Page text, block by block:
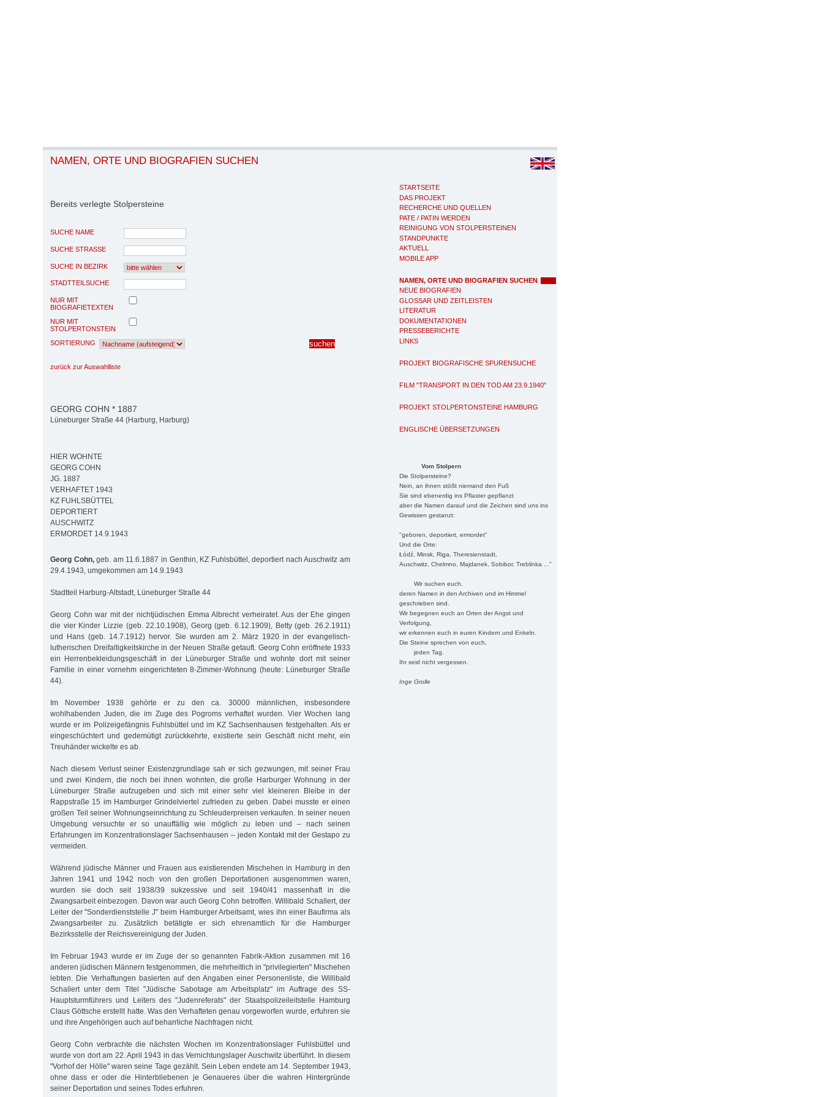
STARTSEITE
DAS PROJEKT
RECHERCHE UND QUELLEN
PATE / PATIN WERDEN
REINIGUNG VON STOLPERSTEINEN
STANDPUNKTE
AKTUELL
MOBILE APP
NAMEN, ORTE UND BIOGRAFIEN SUCHEN
NEUE BIOGRAFIEN
GLOSSAR UND ZEITLEISTEN
LITERATUR
DOKUMENTATIONEN
PRESSEBERICHTE
LINKS
PROJEKT BIOGRAFISCHE SPURENSUCHE
FILM "TRANSPORT IN DEN TOD AM 23.9.1940"
PROJEKT STOLPERTONSTEINE HAMBURG
ENGLISCHE ÜBERSETZUNGEN
Vom Stolpern
Die Stolpersteine?
Nein, an ihnen stößt niemand den Fuß
Sie sind ebenerdig ins Pflaster gepflanzt
aber die Namen darauf und die Zeichen sind uns ins
Gewissen gestanzt:
"geboren, deportiert, ermordet"
Und die Orte:
Łódź, Minsk, Riga, Theresienstadt,
Auschwitz, Chelmno, Majdanek, Sobibor, Treblinka ..."
Wir suchen euch,
deren Namen in den Archiven und im Himmel
geschrieben sind.
Wir begegnen euch an Orten der Angst und
Verfolgung,
wir erkennen euch in euren Kindern und Enkeln.
Die Steine sprechen von euch,
jeden Tag.
Ihr seid nicht vergessen.
Inge Grolle
NAMEN, ORTE UND BIOGRAFIEN SUCHEN
Bereits verlegte Stolpersteine
SUCHE NAME
SUCHE STRASSE
SUCHE IN BEZIRK
STADTTEILSUCHE
NUR MIT
BIOGRAFIETEXTEN
NUR MIT
STOLPERTONSTEIN
SORTIERUNG
zurück zur Auswahlliste
GEORG COHN * 1887
Lüneburger Straße 44 (Harburg, Harburg)
HIER WOHNTE
GEORG COHN
JG. 1887
VERHAFTET 1943
KZ FUHLSBÜTTEL
DEPORTIERT
AUSCHWITZ
ERMORDET 14.9.1943
Georg Cohn,geb. am 11.6.1887 in Genthin, KZ Fuhlsbüttel, deportiert nach Auschwitz am
29.4.1943, umgekommen am 14.9.1943
Stadtteil Harburg-Altstadt, Lüneburger Straße 44
Georg Cohn war mit der nichtjüdischen Emma Albrecht verheiratet. Aus der Ehe gingen
die vier Kinder Lizzie (geb. 22.10.1908), Georg (geb. 6.12.1909), Betty (geb. 26.2.1911)
und Hans (geb. 14.7.1912) hervor. Sie wurden am 2. März 1920 in der evangelisch-
lutherischen Dreifaltigkeitskirche in der Neuen Straße getauft. Georg Cohn eröffnete 1933
ein Herrenbekleidungsgeschäft in der Lüneburger Straße und wohnte dort mit seiner
Familie in einer vornehm eingerichteten 8-Zimmer-Wohnung (heute: Lüneburger Straße
44).
Im November 1938 gehörte er zu den ca. 30000 männlichen, insbesondere
wohlhabenden Juden, die im Zuge des Pogroms verhaftet wurden. Vier Wochen lang
wurde er im Polizeigefängnis Fuhlsbüttel und im KZ Sachsenhausen festgehalten. Als er
eingeschüchtert und gedemütigt zurückkehrte, existierte sein Geschäft nicht mehr, ein
Treuhänder wickelte es ab.
Nach diesem Verlust seiner Existenzgrundlage sah er sich gezwungen, mit seiner Frau
und zwei Kindern, die noch bei ihnen wohnten, die große Harburger Wohnung in der
Lüneburger Straße aufzugeben und sich mit einer sehr viel kleineren Bleibe in der
Rappstraße 15 im Hamburger Grindelviertel zufrieden zu geben. Dabei musste er einen
großen Teil seiner Wohnungseinrichtung zu Schleuderpreisen verkaufen. In seiner neuen
Umgebung versuchte er so unauffällig wie möglich zu leben und – nach seinen
Erfahrungen im Konzentrationslager Sachsenhausen – jeden Kontakt mit der Gestapo zu
vermeiden.
Während jüdische Männer und Frauen aus existierenden Mischehen in Hamburg in den
Jahren 1941 und 1942 noch von den großen Deportationen ausgenommen waren,
wurden sie doch seit 1938/39 sukzessive und seit 1940/41 massenhaft in die
Zwangsarbeit einbezogen. Davon war auch Georg Cohn betroffen. Willibald Schallert, der
Leiter der "Sonderdienststelle J" beim Hamburger Arbeitsamt, wies ihn einer Baufirma als
Zwangsarbeiter zu. Zusätzlich betätigte er sich ehrenamtlich für die Hamburger
Bezirksstelle der Reichsvereinigung der Juden.
Im Februar 1943 wurde er im Zuge der so genannten Fabrik-Aktion zusammen mit 16
anderen jüdischen Männern festgenommen, die mehrheitlich in "privilegierten" Mischehen
lebten. Die Verhaftungen basierten auf den Angaben einer Personenliste, die Willibald
Schallert unter dem Titel "Jüdische Sabotage am Arbeitsplatz" im Auftrage des SS-
Hauptsturmführers und Leiters des "Judenreferats" der Staatspolizeileitstelle Hamburg
Claus Göttsche erstellt hatte. Was den Verhafteten genau vorgeworfen wurde, erfuhren sie
und ihre Angehörigen auch auf beharrliche Nachfragen nicht.
Georg Cohn verbrachte die nächsten Wochen im Konzentrationslager Fuhlsbüttel und
wurde von dort am 22. April 1943 in das Vernichtungslager Auschwitz überführt. In diesem
"Vorhof der Hölle" waren seine Tage gezählt. Sein Leben endete am 14. September 1943,
ohne dass er oder die Hinterbliebenen je Ge­naueres über die wahren Hintergründe
seiner Deportation und seines Todes erfuhren.